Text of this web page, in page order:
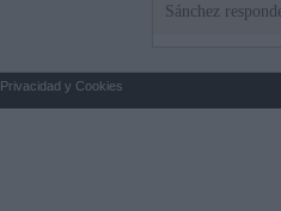
Sánchez
Privacidad y Cookies